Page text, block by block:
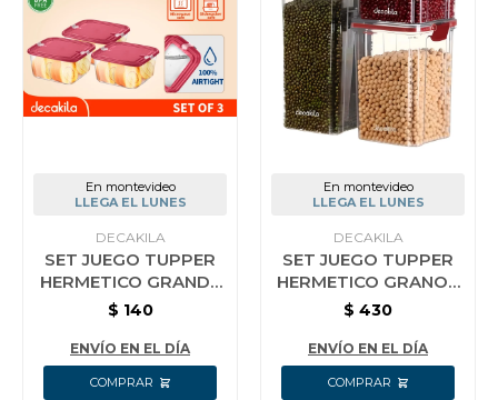
En montevideo
LLEGA EL LUNES
DECAKILA
SET JUEGO TUPPER
HERMETICO GRANDE
DECAKILA 3 PIEZAS
$ 140
ENVÍO EN EL DÍA
En montevideo
LLEGA EL LUNES
DECAKILA
SET JUEGO TUPPER
HERMETICO GRANOS
VERTICAL DECAKILA 3
$ 430
ENVÍO EN EL DÍA